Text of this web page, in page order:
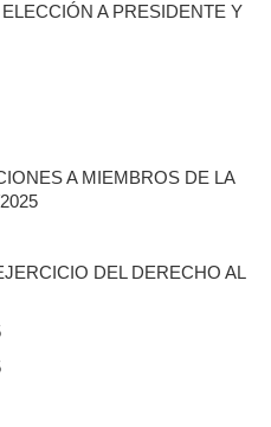
A PRESIDENTE Y
A MIEMBROS DE LA
DEL DERECHO AL